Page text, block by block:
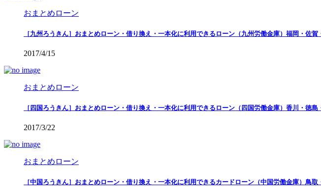
おまとめローン
［九州ろうきん］おまとめローン・借り換え・一本化に利用できるローン（九州労働金庫）福岡・佐
2017/4/15
おまとめローン
［四国ろうきん］おまとめローン・借り換え・一本化に利用できるローン（四国労働金庫）香川・徳島
2017/3/22
おまとめローン
［中国ろうきん］おまとめローン・借り換え・一本化に利用できるカードローン（中国労働金庫）鳥取